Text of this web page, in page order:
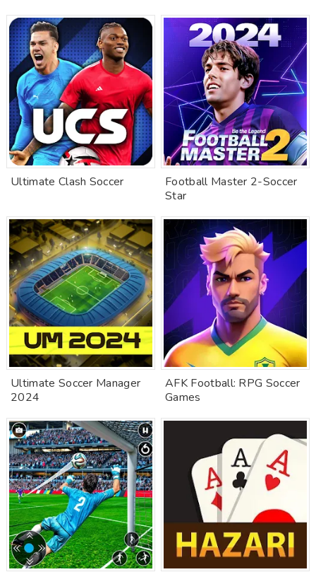
Ultimate Clash Soccer
Football Master 2-Soccer
Star
Ultimate Soccer Manager
2024
AFK Football: RPG Soccer
Games